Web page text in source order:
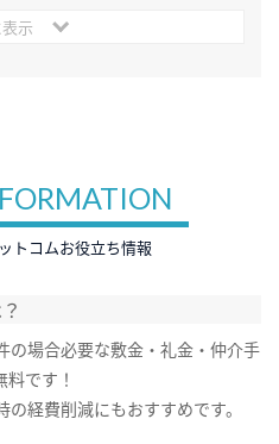
示
トコムお役立ち情報
の場合必要な敷金・礼金・仲介手
です！
の経費削減にもおすすめです。